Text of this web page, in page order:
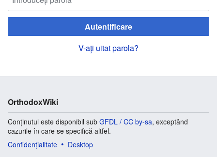
Autentificare
V-ați uitat parola?
OrthodoxWiki
Conținutul este disponibil sub GFDL / CC by-sa, exceptând
cazurile în care se specifică altfel.
Confidențialitate
Desktop